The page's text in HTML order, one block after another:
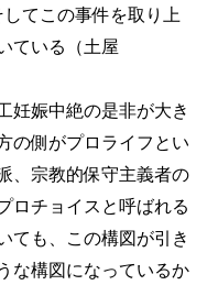
てこの事件を取り上
ている（土屋
妊娠中絶の是非が大き
の側がプロライフとい
、宗教的保守主義者の
ロチョイスと呼ばれる
ても、この構図が引き
な構図になっているか